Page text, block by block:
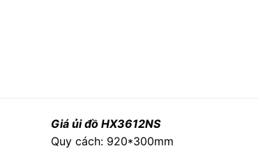
Giá ủi đồ HX3612NS
Quy cách: 920*300mm